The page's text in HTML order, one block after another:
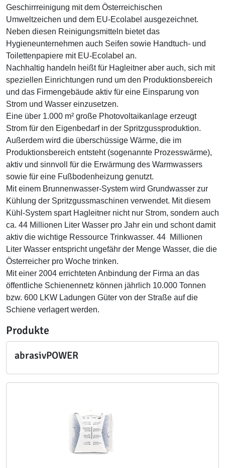
Geschirrreinigung mit dem Österreichischen
Umweltzeichen und dem EU-Ecolabel ausgezeichnet.
Neben diesen Reinigungsmitteln bietet das
Hygieneunternehmen auch Seifen sowie Handtuch- und
Toilettenpapiere mit EU-Ecolabel an.
Nachhaltig handeln heißt für Hagleitner aber auch, sich mit
speziellen Einrichtungen rund um den Produktionsbereich
und das Firmengebäude aktiv für eine Einsparung von
Strom und Wasser einzusetzen.
Eine über 1.000 m² große Photovoltaikanlage erzeugt
Strom für den Eigenbedarf in der Spritzgussproduktion.
Außerdem wird die überschüssige Wärme, die im
Produktionsbereich entsteht (sogenannte Prozesswärme),
aktiv und sinnvoll für die Erwärmung des Warmwassers
sowie für eine Fußbodenheizung genutzt.
Mit einem Brunnenwasser-System wird Grundwasser zur
Kühlung der Spritzgussmaschinen verwendet. Mit diesem
Kühl-System spart Hagleitner nicht nur Strom, sondern auch
ca. 44 Millionen Liter Wasser pro Jahr ein und schont damit
aktiv die wichtige Ressource Trinkwasser. 44 Millionen
Liter Wasser entspricht ungefähr der Menge Wasser, die die
Österreicher pro Woche trinken.
Mit einer 2004 errichteten Anbindung der Firma an das
öffentliche Schienennetz können jährlich 10.000 Tonnen
bzw. 600 LKW Ladungen Güter von der Straße auf die
Schiene verlagert werden.
Produkte
abrasivPOWER